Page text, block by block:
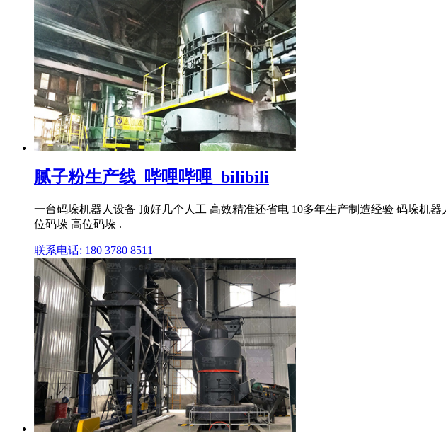
腻子粉生产线_哔哩哔哩_bilibili
一台码垛机器人设备 顶好几个人工 高效精准还省电 10多年生产制造经验 码垛机
位码垛 高位码垛 .
联系电话: 180 3780 8511